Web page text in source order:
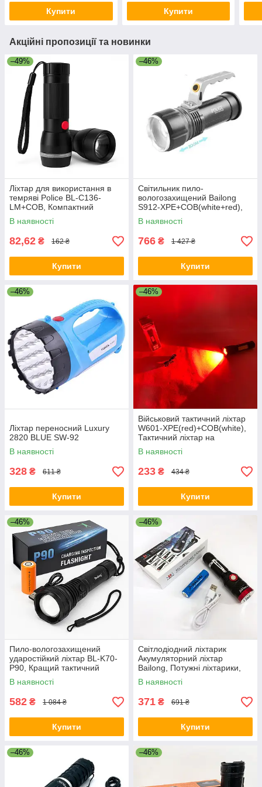
Купити Купити
Акційні пропозиції та новинки
–49%
Ліхтар для використання в
темряві Police BL-C136-
LM+COB, Компактний
портативний ліхтар ZA-15
В наявності
82,62 ₴ 162 ₴
Купити
–46%
Світильник пило-
вологозахищений Bailong
S912-XPE+COB(white+red),
LED ліхтар потужний на
вулицю AT-82
В наявності
766 ₴ 1 427 ₴
Купити
–46%
Ліхтар переносний Luxury
2820 BLUE SW-92
В наявності
328 ₴ 611 ₴
Купити
–46%
Військовий тактичний ліхтар
W601-XPE(red)+COB(white),
Тактичний ліхтар на
акумуляторі з юсб YO-40
В наявності
233 ₴ 434 ₴
Купити
–46%
Пило-вологозахищений
ударостійкий ліхтар BL-K70-
P90, Кращий тактичний
ліхтар суперяскравий AZ-33
В наявності
582 ₴ 1 084 ₴
Купити
–46%
Світлодіодний ліхтарик
Акумуляторний ліхтар
Bailong, Потужні ліхтарики,
Фірмовий ручний ліхтар RB-
67
В наявності
371 ₴ 691 ₴
Купити
–46% –46%